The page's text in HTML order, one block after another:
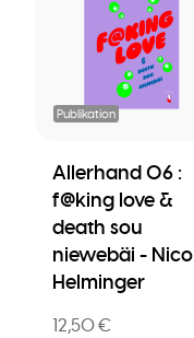
Publikation
Allerhand 06 :
f@king love &
death sou
niewebäi - Nico
Helminger
12,50 €